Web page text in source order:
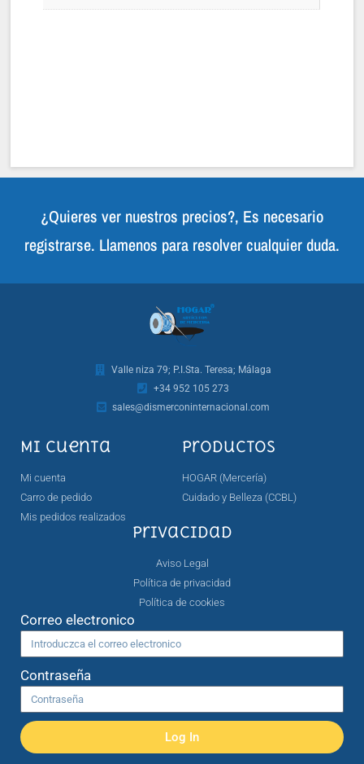
¿Quieres ver nuestros precios?, Es necesario
registrarse. Llamenos para resolver cualquier duda.
Valle niza 79; P.I.Sta. Teresa; Málaga
+34 952 105 273
sales@dismerconinternacional.com
Mi cuenta
Mi cuenta
Carro de pedido
Mis pedidos realizados
Productos
HOGAR (Mercería)
Cuidado y Belleza (CCBL)
Privacidad
Aviso Legal
Política de privacidad
Política de cookies
Correo electronico
Contraseña
Log In